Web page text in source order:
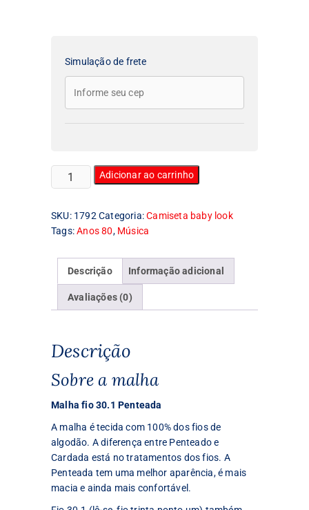
Simulação de frete
Camiseta
Feminina
Look
Annie
Adicionar ao carrinho
SKU: 1792 Categoria:Camiseta baby look
Tags:Anos 80, Música
Descrição Informação adicional
Avaliações (0)
Descrição
Sobre a malha
Malha fio 30.1 Penteada
A malha é tecida com 100% dos fios de
algodão. A diferença entre Penteado e
Cardada está no tratamentos dos fios. A
Penteada tem uma melhor aparência, é mais
macia e ainda mais confortável.